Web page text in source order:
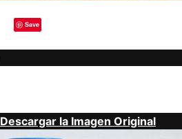
Save
Descargar la Imagen Original